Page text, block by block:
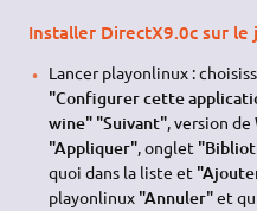
Installer DirectX9.0c sur le
Lancer playonlinux :
"Configurer cette
wine" "Suivant", version de
"Appliquer", onglet
quoi dans la liste et
playonlinux "Annuler"et